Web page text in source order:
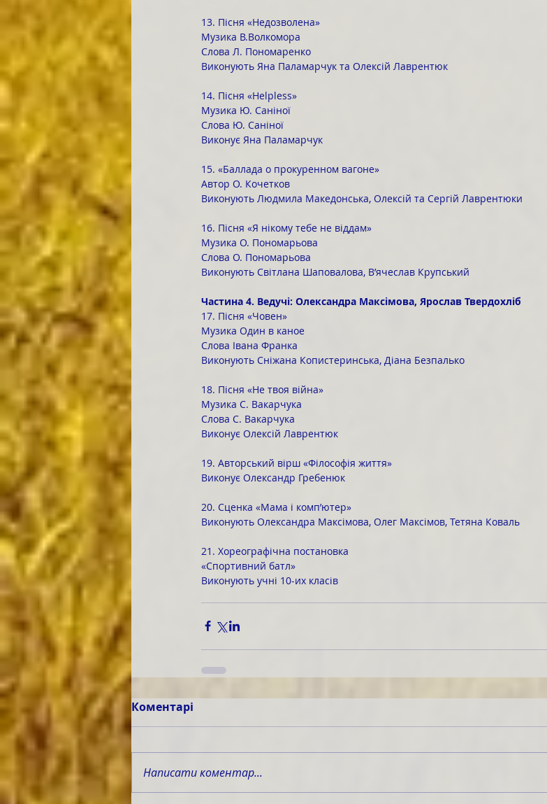
13. Пісня «Недозволена»
Музика В.Волкомора
Слова Л. Пономаренко
Виконують Яна Паламарчук та Олексій Лаврентюк
14. Пісня «Helpless»
Музика Ю. Саніної
Слова Ю. Саніної
Виконує Яна Паламарчук
15. «Баллада о прокуренном вагоне»
Автор О. Кочетков
Виконують Людмила Македонська, Олексій та Сергій Лаврентюки
16. Пісня «Я нікому тебе не віддам»
Музика О. Пономарьова
Слова О. Пономарьова
Виконують Світлана Шаповалова, В’ячеслав Крупський
Частина 4. Ведучі: Олександра Максімова, Ярослав Твердохліб
17. Пісня «Човен»
Музика Один в каное
Слова Івана Франка
Виконують Сніжана Копистеринська, Діана Безпалько
18. Пісня «Не твоя війна»
Музика С. Вакарчука
Слова С. Вакарчука
Виконує Олексій Лаврентюк
19. Авторський вірш «Філософія життя»
Виконує Олександр Гребенюк
20. Сценка «Mама і комп’ютер»
Виконують Олександра Максімова, Олег Максімов, Тетяна Коваль
21. Хореографічна постановка
«Спортивний батл»
Виконують учні 10-их класів
Коментарі
Написати коментар...